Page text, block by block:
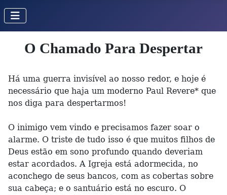
O Chamado Para Despertar
Há uma guerra invisível ao nosso redor, e hoje é
necessário que haja um moderno Paul Revere* que
nos diga para despertarmos!
O inimigo vem vindo e precisamos fazer soar o
alarme. O triste de tudo isso é que muitos filhos de
Deus estão em sono profundo quando deveriam
estar acordados. A Igreja está adormecida, no
aconchego de seus bancos, com as cobertas sobre
sua cabeça; e o santuário está no escuro. O